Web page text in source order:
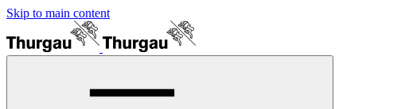
Skip to main content